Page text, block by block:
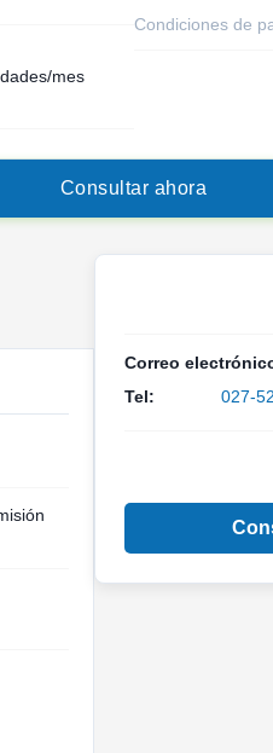
Condiciones de
mes
Consu tar ahora
Correo
Tel:
027-